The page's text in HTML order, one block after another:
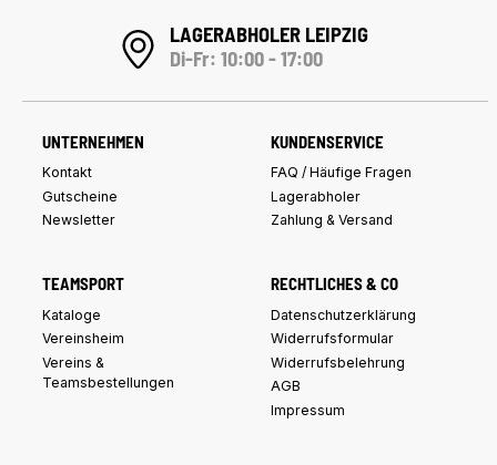
LAGERABHOLER LEIPZIG
Di-Fr: 10:00 - 17:00
UNTERNEHMEN
Kontakt
Gutscheine
Newsletter
KUNDENSERVICE
FAQ / Häufige Fragen
Lagerabholer
Zahlung & Versand
TEAMSPORT
Kataloge
Vereinsheim
Vereins &
Teamsbestellungen
RECHTLICHES & CO
Datenschutzerklärung
Widerrufsformular
Widerrufsbelehrung
AGB
Impressum